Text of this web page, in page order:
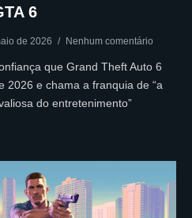
6
de 2026 Nenhum comentário
que Grand Theft Auto 6
2026 e chama a franquia de “a
do entretenimento”